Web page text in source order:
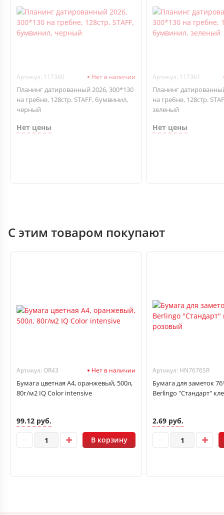
Артикул: 117360 Нет в наличии
Планинг датированный 2026, 300*130
на гребне, 128стр. STAFF, бумвинил,
черный
Нет цены
Артикул: 117361
Планинг
на гребне, 128стр.
зеленый
Нет цены
С этим товаром покупают
Артикул: OR43 Нет в наличии
Бумага цветная А4, оранжевый, 500л,
80г/м2 IQ Color intensive
99.12 руб.
В корзину
Артикул: HN7676SR
Бумага для заметок
Berlingo "Стандарт"
2.69 руб.